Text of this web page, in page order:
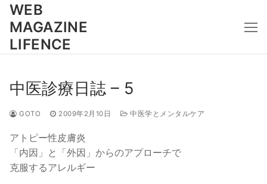
WEB
MAGAZINE
LIFENCE
中医診療日誌 – 5
GOTO 2009年2月10日 中医学とメンタルケア
アトピー性皮膚炎
「内因」と「外因」からのアプローチで
克服するアレルギー